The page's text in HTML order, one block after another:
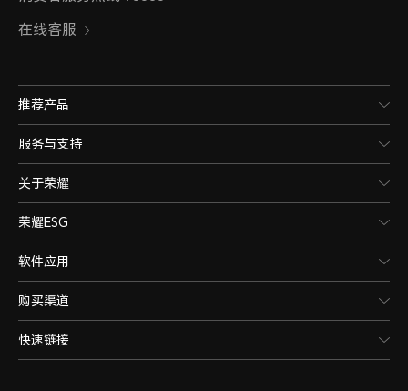
在线客服
推荐产品
服务与支持
关于荣耀
荣耀ESG
软件应用
购买渠道
快速链接